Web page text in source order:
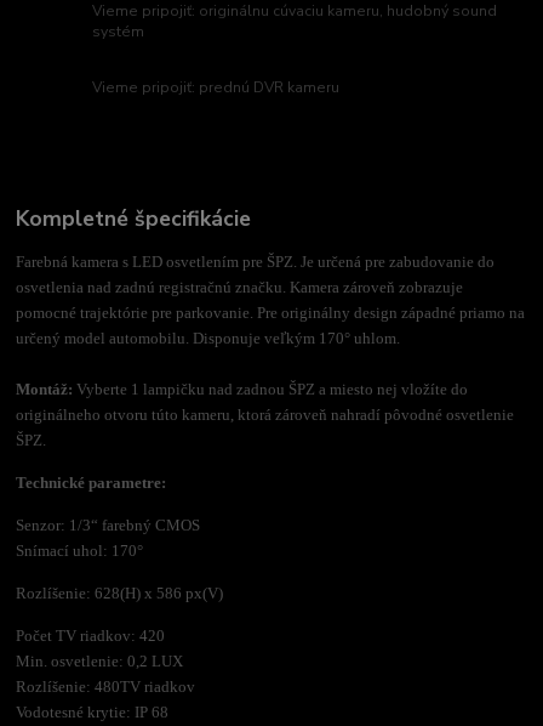
Vieme pripojiť: originálnu cúvaciu kameru, hudobný sound
systém
Vieme pripojiť: prednú DVR kameru
Kompletné špecifikácie
Farebná kamera s LED osvetlením pre ŠPZ. Je určená pre zabudovanie do
osvetlenia nad zadnú registračnú značku. Kamera zároveň zobrazuje
pomocné trajektórie pre parkovanie. Pre originálny design západné priamo na
určený model automobilu. Disponuje veľkým 170° uhlom.
Montáž: Vyberte 1 lampičku nad zadnou ŠPZ a miesto nej vložíte do
originálneho otvoru túto kameru, ktorá zároveň nahradí pôvodné osvetlenie
ŠPZ.
Technické parametre:
Senzor: 1/3“ farebný CMOS
Snímací uhol: 170°
Rozlíšenie: 628(H) x 586 px(V)
Počet TV riadkov: 420
Min. osvetlenie: 0,2 LUX
Rozlíšenie: 480TV riadkov
Vodotesné krytie: IP 68